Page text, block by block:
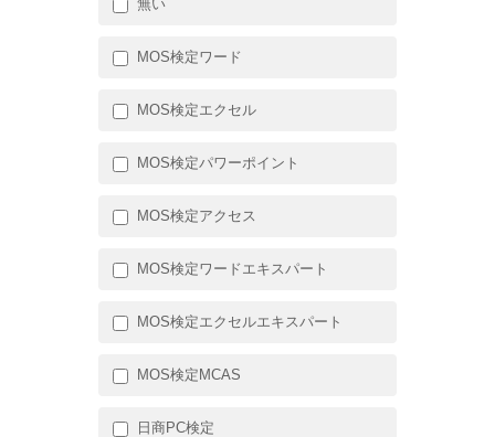
無い
MOS検定ワード
MOS検定エクセル
MOS検定パワーポイント
MOS検定アクセス
MOS検定ワードエキスパート
MOS検定エクセルエキスパート
MOS検定MCAS
日商PC検定